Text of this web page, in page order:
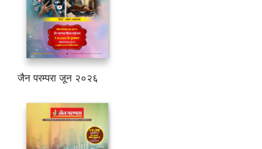
जैन परम्परा जून २०२६